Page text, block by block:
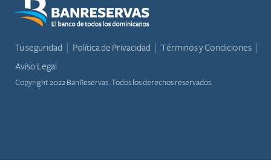
Tu seguridad Política de Privacidad
Términos y Condiciones
Aviso Legal
Copyright 2022 BanReservas. Todos los derechos reservados.